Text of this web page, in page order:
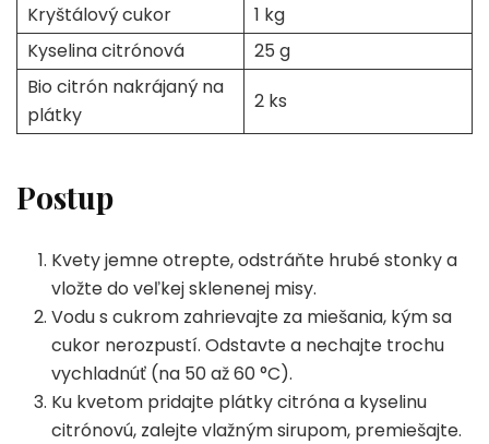
Kryštálový cukor
1 kg
Kyselina citrónová
25 g
Bio citrón nakrájaný na
plátky
2 ks
Postup
Kvety jemne otrepte, odstráňte hrubé stonky a
vložte do veľkej sklenenej misy.
Vodu s cukrom zahrievajte za miešania, kým sa
cukor nerozpustí. Odstavte a nechajte trochu
vychladnúť (na 50 až 60 °C).
Ku kvetom pridajte plátky citróna a kyselinu
citrónovú, zalejte vlažným sirupom, premiešajte.